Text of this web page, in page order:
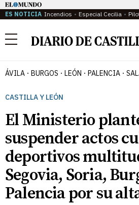
ES NOTICIA Incendios Especial Cecilia
Menú
ÁVILA BURGOS LEÓN PALENCIA
CASTILLA Y LEÓN
El Ministerio
suspender actos
deportivos
Segovia, Soria,
Palencia por su